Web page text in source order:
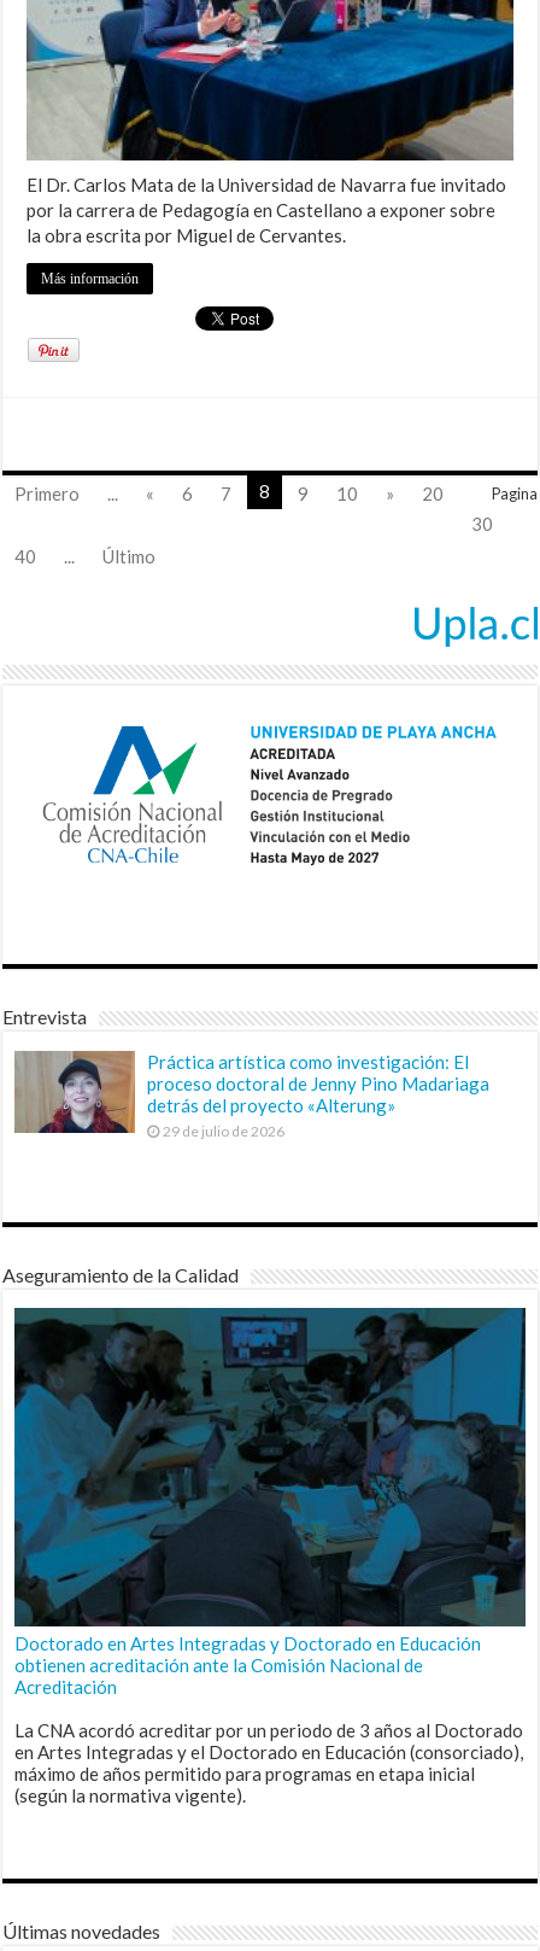
El Dr. Carlos Mata de la Universidad de Navarra fue invitado
por la carrera de Pedagogía en Castellano a exponer sobre
la obra escrita por Miguel de Cervantes.
Más información
Pagina
Primero ... « 6 7 8 9 10 »
20
30
40
... Último
Entrevista
Práctica artística como investigación: El
proceso doctoral de Jenny Pino Madariaga
detrás del proyecto «Alterung»
29 de julio de 2026
Aseguramiento de la Calidad
Doctorado en Artes Integradas y Doctorado en Educación
obtienen acreditación ante la Comisión Nacional de
Acreditación
La CNA acordó acreditar por un periodo de 3 años al Doctorado
en Artes Integradas y el Doctorado en Educación (consorciado),
máximo de años permitido para programas en etapa inicial
(según la normativa vigente).
Últimas novedades